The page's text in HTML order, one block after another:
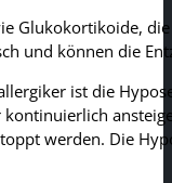
Glukokortikoide,
und können die
ist die
werden. Die